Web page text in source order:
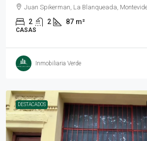
Juan Spikerman, La Blanqueada,
2 2 87 m²
CASAS
Inmobiliaria Verde
DESTACADOS